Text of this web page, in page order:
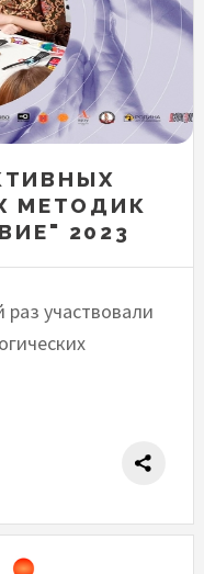
МЕТОДИК
2023
раз участвовали